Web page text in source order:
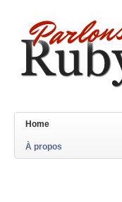
Home
À propos